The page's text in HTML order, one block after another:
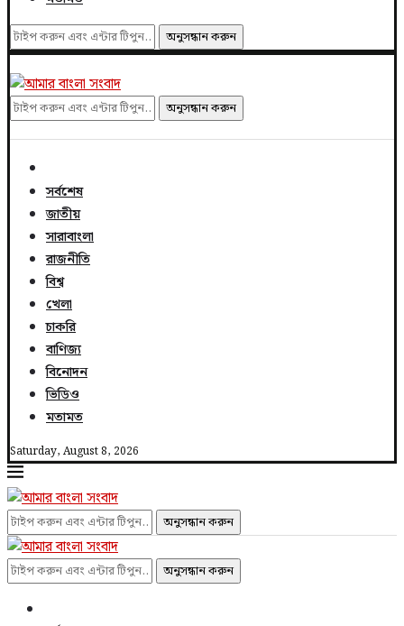
অনুসন্ধান করুন
অনুসন্ধান করুন
সর্বশেষ
জাতীয়
সারাবাংলা
রাজনীতি
বিশ্ব
খেলা
চাকরি
বাণিজ্য
বিনোদন
ভিডিও
মতামত
Saturday, August 8, 2026
অনুসন্ধান করুন
অনুসন্ধান করুন